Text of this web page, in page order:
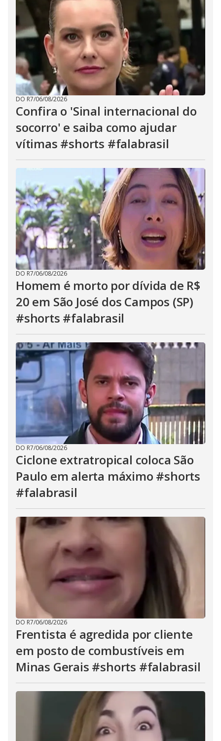
DO R7/06/08/2026
Confira o 'Sinal internacional do
socorro' e saiba como ajudar
vítimas #shorts #falabrasil
DO R7/06/08/2026
Homem é morto por dívida de R$
20 em São José dos Campos (SP)
#shorts #falabrasil
DO R7/06/08/2026
Ciclone extratropical coloca São
Paulo em alerta máximo #shorts
#falabrasil
DO R7/06/08/2026
Frentista é agredida por cliente
em posto de combustíveis em
Minas Gerais #shorts #falabrasil